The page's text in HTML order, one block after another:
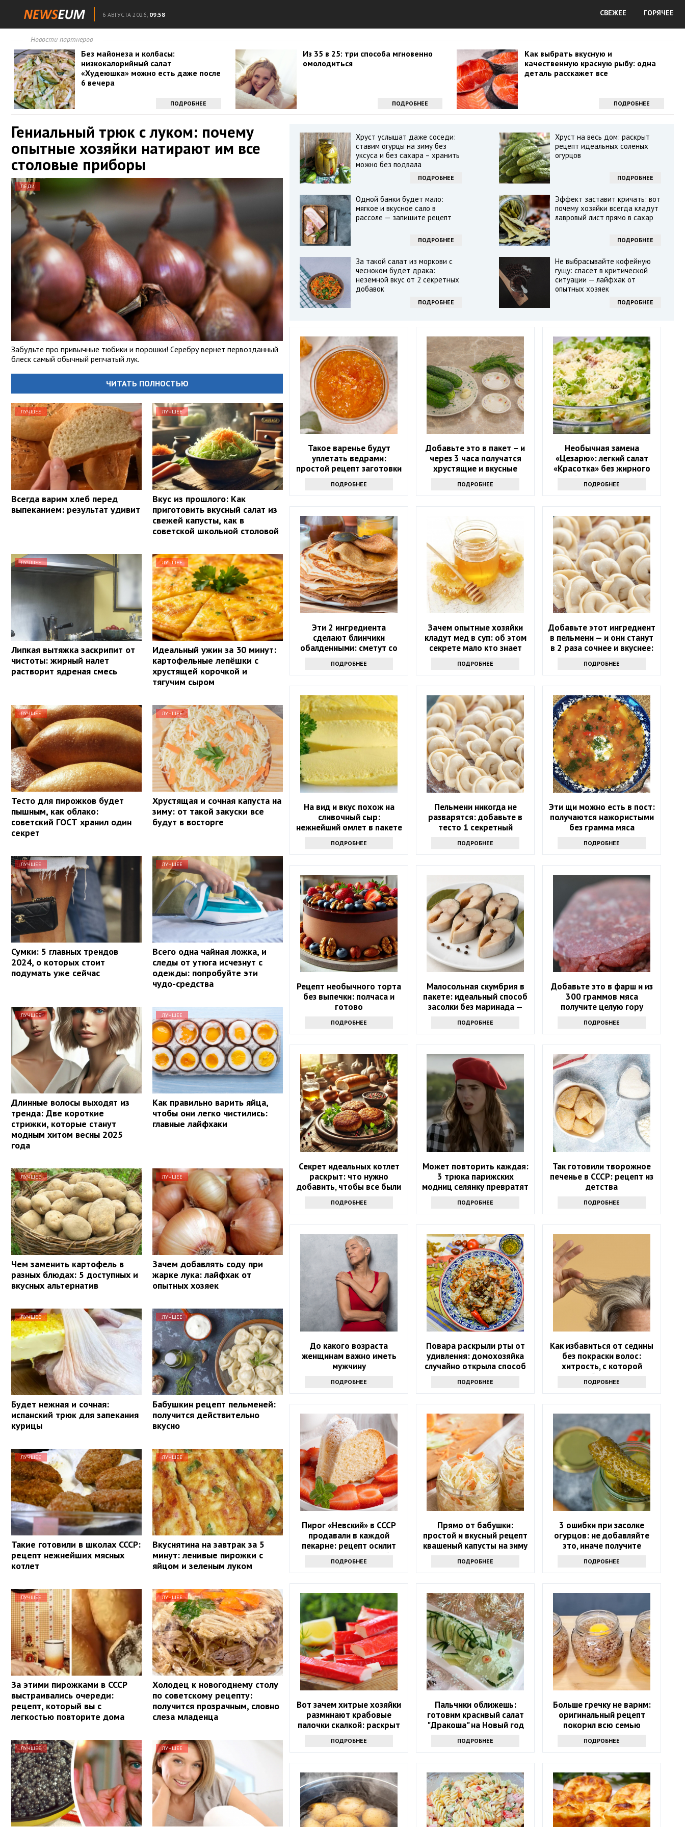
6 АВГУСТА 2026, 09:58 СВЕЖЕЕ ГОРЯЧЕЕ
Новости партнеров
Без майонеза и колбасы:
низкокалорийный салат
«Худеюшка» можно есть даже после
6 вечера
ПОДРОБНЕЕ
Из 35 в 25: три способа мгновенно
омолодиться
ПОДРОБНЕЕ
Как выбрать вкусную и
качественную красную рыбу: одна
деталь расскажет все
ПОДРОБНЕЕ
Гениальный трюк с луком: почему
опытные хозяйки натирают им все
столовые приборы
ЛЕДИ
Забудьте про привычные тюбики и порошки! Серебру вернет первозданный
блеск самый обычный репчатый лук.
ЧИТАТЬ ПОЛНОСТЬЮ
ЛУЧШЕЕ
Всегда варим хлеб перед
выпеканием: результат удивит
ЛУЧШЕЕ
Вкус из прошлого: Как
приготовить вкусный салат из
свежей капусты, как в
советской школьной столовой
ЛУЧШЕЕ
Липкая вытяжка заскрипит от
чистоты: жирный налет
растворит ядреная смесь
ЛУЧШЕЕ
Идеальный ужин за 30 минут:
картофельные лепёшки с
хрустящей корочкой и
тягучим сыром
ЛУЧШЕЕ
Тесто для пирожков будет
пышным, как облако:
советский ГОСТ хранил один
секрет
ЛУЧШЕЕ
Хрустящая и сочная капуста на
зиму: от такой закуски все
будут в восторге
ЛУЧШЕЕ
Сумки: 5 главных трендов
2024, о которых стоит
подумать уже сейчас
ЛУЧШЕЕ
Всего одна чайная ложка, и
следы от утюга исчезнут с
одежды: попробуйте эти
чудо-средства
ЛУЧШЕЕ
Длинные волосы выходят из
тренда: Две короткие
стрижки, которые станут
модным хитом весны 2025
года
ЛУЧШЕЕ
Как правильно варить яйца,
чтобы они легко чистились:
главные лайфхаки
ЛУЧШЕЕ
Чем заменить картофель в
разных блюдах: 5 доступных и
вкусных альтернатив
ЛУЧШЕЕ
Зачем добавлять соду при
жарке лука: лайфхак от
опытных хозяек
ЛУЧШЕЕ
Будет нежная и сочная:
испанский трюк для запекания
курицы
ЛУЧШЕЕ
Бабушкин рецепт пельменей:
получится действительно
вкусно
ЛУЧШЕЕ
Такие готовили в школах СССР:
рецепт нежнейших мясных
котлет
ЛУЧШЕЕ
Вкуснятина на завтрак за 5
минут: ленивые пирожки с
яйцом и зеленым луком
ЛУЧШЕЕ
За этими пирожками в СССР
выстраивались очереди:
рецепт, который вы с
легкостью повторите дома
ЛУЧШЕЕ
Холодец к новогоднему столу
по советскому рецепту:
получится прозрачным, словно
слеза младенца
ЛУЧШЕЕ ЛУЧШЕЕ
Хруст услышат даже соседи:
ставим огурцы на зиму без
уксуса и без сахара – хранить
можно без подвала
ПОДРОБНЕЕ
Хруст на весь дом: раскрыт
рецепт идеальных соленых
огурцов
ПОДРОБНЕЕ
Одной банки будет мало:
мягкое и вкусное сало в
рассоле — запишите рецепт
ПОДРОБНЕЕ
Эффект заставит кричать: вот
почему хозяйки всегда кладут
лавровый лист прямо в сахар
ПОДРОБНЕЕ
За такой салат из моркови с
чесноком будет драка:
неземной вкус от 2 секретных
добавок
ПОДРОБНЕЕ
Не выбрасывайте кофейную
гущу: спасет в критической
ситуации — лайфхак от
опытных хозяек
ПОДРОБНЕЕ
Такое варенье будут
уплетать ведрами:
простой рецепт заготовки
ПОДРОБНЕЕ
Добавьте это в пакет – и
через 3 часа получатся
хрустящие и вкусные
ПОДРОБНЕЕ
Необычная замена
«Цезарю»: легкий салат
«Красотка» без жирного
майонеза и сухарей
ПОДРОБНЕЕ
Эти 2 ингредиента
сделают блинчики
обалденными: сметут со
забытый рецепт
ПОДРОБНЕЕ
Зачем опытные хозяйки
кладут мед в суп: об этом
секрете мало кто знает
ПОДРОБНЕЕ
Добавьте этот ингредиент
в пельмени — и они станут
в 2 раза сочнее и вкуснее:
ПОДРОБНЕЕ
На вид и вкус похож на
сливочный сыр:
нежнейший омлет в пакете
ПОДРОБНЕЕ
Пельмени никогда не
разварятся: добавьте в
тесто 1 секретный
тонкие
ПОДРОБНЕЕ
Эти щи можно есть в пост:
получаются нажористыми
без грамма мяса
ПОДРОБНЕЕ
Рецепт необычного торта
без выпечки: полчаса и
готово
ПОДРОБНЕЕ
Малосольная скумбрия в
пакете: идеальный способ
засолки без маринада —
ПОДРОБНЕЕ
Добавьте это в фарш и из
300 граммов мяса
получите целую гору
ПОДРОБНЕЕ
Секрет идеальных котлет
раскрыт: что нужно
добавить, чтобы все были
ПОДРОБНЕЕ
Может повторить каждая:
3 трюка парижских
модниц селянку превратят
ПОДРОБНЕЕ
Так готовили творожное
печенье в СССР: рецепт из
детства
ПОДРОБНЕЕ
До какого возраста
женщинам важно иметь
мужчину
ПОДРОБНЕЕ
Повара раскрыли рты от
удивления: домохозяйка
случайно открыла способ
сделать рассыпчатый плов
без усилий
ПОДРОБНЕЕ
Как избавиться от седины
без покраски волос:
хитрость, с которой
должна быть знакома
каждая женщина
ПОДРОБНЕЕ
Пирог «Невский» в СССР
продавали в каждой
пекарне: рецепт осилит
даже неопытная хозяйка
ПОДРОБНЕЕ
Прямо от бабушки:
простой и вкусный рецепт
квашеный капусты на зиму
ПОДРОБНЕЕ
3 ошибки при засолке
огурцов: не добавляйте
это, иначе получите
закуску
ПОДРОБНЕЕ
Вот зачем хитрые хозяйки
разминают крабовые
палочки скалкой: раскрыт
гениальный трюк
ПОДРОБНЕЕ
Пальчики оближешь:
готовим красивый салат
"Дракоша" на Новый год
ПОДРОБНЕЕ
Больше гречку не варим:
оригинальный рецепт
покорил всю семью
ПОДРОБНЕЕ